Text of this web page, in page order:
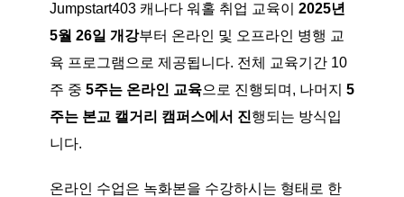
Jumpstart403 캐나다 워홀 취업 교육이
2025년
5월 26일 개강부터 온라인 및 오프라인 병행 교
육 프로그램으로 제공됩니다. 전체 교육기간 10
주 중 5주는 온라인 교육으로 진행되며, 나머지 5
주는 본교 캘거리 캠퍼스에서 진행되는 방식입
니다.
온라인 수업은 녹화본을 수강하시는 형태로 한